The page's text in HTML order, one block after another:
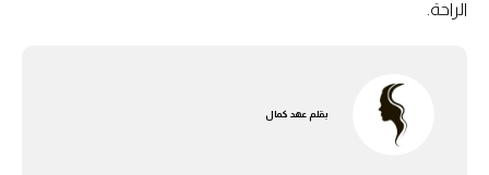
الراحة.
بقلمعهد كمال